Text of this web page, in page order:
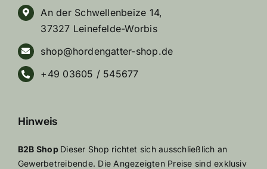
An der Schwellenbeize 14,
37327 Leinefelde-Worbis
shop@hordengatter-shop.de
+49 03605 / 545677
Hinweis
B2B Shop Dieser Shop richtet sich ausschließlich an
Gewerbetreibende. Die Angezeigten Preise sind exklusiv